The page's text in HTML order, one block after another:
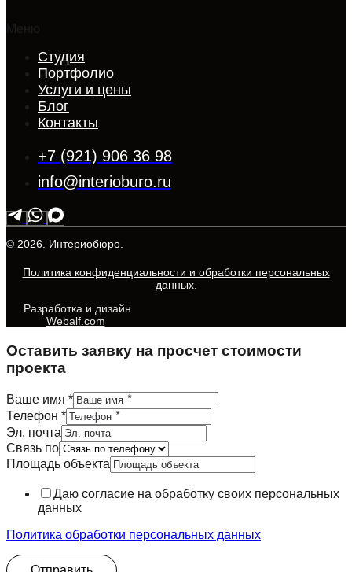
Меню
Студия
Портфолио
Услуги и цены
Блог
Контакты
+7 (921) 906 36 98
info@interioburo.ru
© 2026. Интериобюро.
Политика конфиденциальности и обработки персональных
данных.
Разработка и дизайн
Webalf.com
Оставить заявку на просчет стоимости
проекта
Ваше имя *
Телефон *
Эл. почта
Связь по
Площадь объекта
Площадь
Связь
Даю согласие на обработку своих персональных
данных
Политика обработки персональных данных